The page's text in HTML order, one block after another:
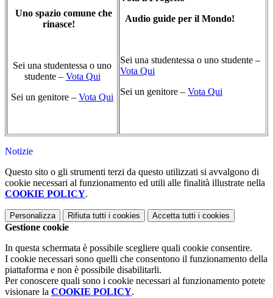
Uno spazio comune che
rinasce!
Sei una studentessa o uno
studente – Vota Qui
Sei un genitore – Vota Qui
Audio guide per il Mondo!
Sei una studentessa o uno studente –
Vota Qui
Sei un genitore – Vota Qui
Notizie
Questo sito o gli strumenti terzi da questo utilizzati si avvalgono di
cookie necessari al funzionamento ed utili alle finalità illustrate nella
COOKIE POLICY.
Personalizza Rifiuta tutti i cookies Accetta tutti i cookies
Gestione cookie
In questa schermata è possibile scegliere quali cookie consentire.
I cookie necessari sono quelli che consentono il funzionamento della
piattaforma e non è possibile disabilitarli.
Per conoscere quali sono i cookie necessari al funzionamento potete
visionare la COOKIE POLICY.